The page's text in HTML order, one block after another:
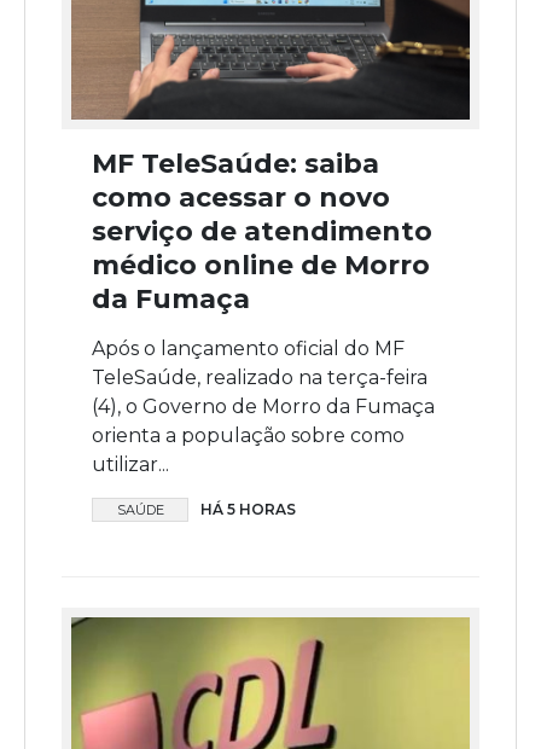
MF TeleSaúde: saiba
como acessar o novo
serviço de atendimento
médico online de Morro
da Fumaça
Após o lançamento oficial do MF
TeleSaúde, realizado na terça-feira
(4), o Governo de Morro da Fumaça
orienta a população sobre como
utilizar...
SAÚDE HÁ 5 HORAS